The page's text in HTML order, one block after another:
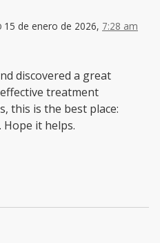
15 de enero de 2026, 7:28 am
discovered a great
treatment
this is the best place:
. Hope it helps.